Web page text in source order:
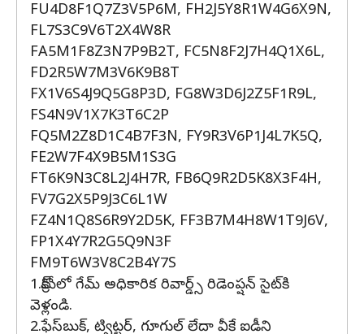
FU4D8F1Q7Z3V5P6M, FH2J5Y8R1W4G6X9N,
FL7S3C9V6T2X4W8R
FA5M1F8Z3N7P9B2T, FC5N8F2J7H4Q1X6L,
FD2R5W7M3V6K9B8T
FX1V6S4J9Q5G8P3D, FG8W3D6J2Z5F1R9L,
FS4N9V1X7K3T6C2P
FQ5M2Z8D1C4B7F3N, FY9R3V6P1J4L7K5Q,
FE2W7F4X9B5M1S3G
FT6K9N3C8L2J4H7R, FB6Q9R2D5K8X3F4H,
FV7G2X5P9J3C6L1W
FZ4N1Q8S6R9Y2D5K, FF3B7M4H8W1T9J6V,
FP1X4Y7R2G5Q9N3F
FM9T6W3V8C2B4Y7S
1.క్రోమ్‌లో గేమ్ అధికారిక రివార్డ్స్ రిడెంప్షన్ సైట్‌కి
వెళ్లండి.
2.ఫేస్‌బుక్, ట్విట్టర్, గూగుల్ లేదా వీకే ఐడీని